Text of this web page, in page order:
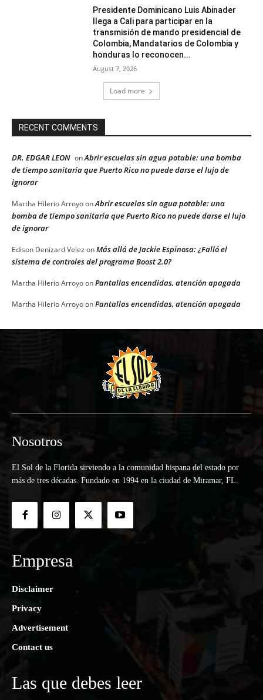
Presidente Dominicano Luis Abinader
llega a Cali para participar en la
transmisión de mando presidencial de
Colombia, Mandatarios de Colombia y
honduras lo reconocen...
August 7, 2026
Load more
RECENT COMMENTS
DR. EDGAR LEON onAbrir escuelas sin agua potable: una bomba
de tiempo sanitaria que Puerto Rico no puede darse el lujo de
ignorar
Martha Hilerio ArroyoonAbrir escuelas sin agua potable: una
bomba de tiempo sanitaria que Puerto Rico no puede darse el lujo
de ignorar
Edison Denizard Velez onMás allá de Jackie Espinosa: ¿Falló el
sistema de controles del programa Boost 2.0?
Martha Hilerio ArroyoonPantallas encendidas, atención apagada
Martha Hilerio ArroyoonPantallas encendidas, atención apagada
Nosotros
El Sol de la Florida sirviendo a la comunidad hispana del estado por
más de tres décadas. Fundado en 1994 en la ciudad de Miramar, FL.
Empresa
Disclaimer
Privacy
Advertisement
Contact us
Las que debes leer